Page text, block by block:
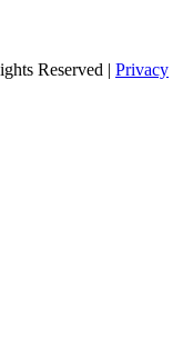
Reserved | Privacy